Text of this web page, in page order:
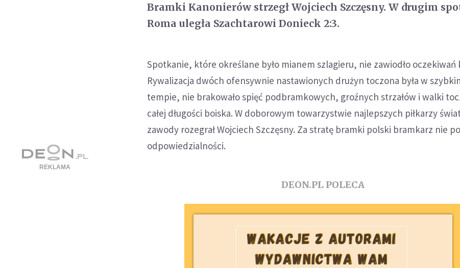
Bramki Kanonierów strzegł Wojciech Szczęsny. W drugim
Roma uległa Szachtarowi Donieck 2:3.
Spotkanie, które określane było mianem szlagieru, nie zawiodło oczekiwań
Rywalizacja dwóch ofensywnie nastawionych drużyn toczona była w
tempie, nie brakowało spięć podbramkowych, groźnych strzałów i walki
całej długości boiska. W doborowym towarzystwie najlepszych piłkarzy
zawody rozegrał Wojciech Szczęsny. Za stratę bramki polski bramkarz nie
odpowiedzialności.
DEON.PL POLECA